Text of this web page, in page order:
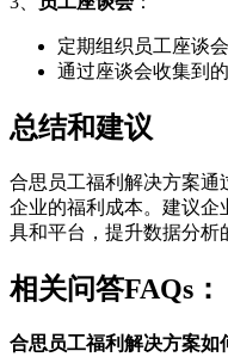
定期组织员工座谈
通过座谈会收集到
总结和建议
合思员工福利解决方案通
企业的福利成本。建议企
具和平台，提升数据分析
相关问答FAQs：
合思员工福利解决方案如